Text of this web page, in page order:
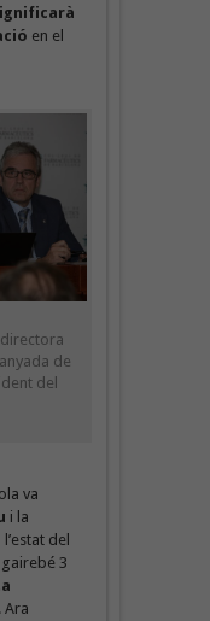
en el
de
del
va
i la
del
3
. Ara